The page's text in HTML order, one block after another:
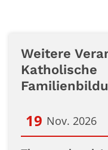
Weitere
Katholische
19 Nov. 2026